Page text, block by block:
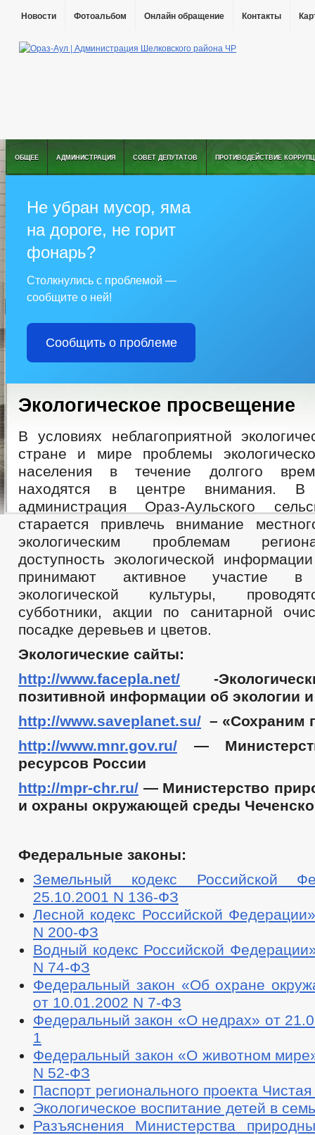
Новости Фотоальбом Онлайн обращение Контакты
ОБЩЕЕ АДМИНИСТРАЦИЯ СОВЕТ ДЕПУТАТОВ ПРОТИВОДЕЙСТВИЕ
Не убран мусор, яма
на дороге, не горит
фонарь?
Столкнулись с проблемой —
сообщите о ней!
Сообщить о проблеме
Экологическое просвещение
В условиях неблагоприятной
стране и мире проблемы
населения в течение долгого
находятся в центре внимания. В
администрация Ораз-Аульского
старается привлечь внимание
экологическим проблемам
доступность экологической
принимают активное участие в
экологической культуры,
субботники, акции по санитарной
посадке деревьев и цветов.
Экологические сайты:
http://www.facepla.net/ -
позитивной информации об экологии и
http://www.saveplanet.su/ – «Сохраним
http://www.mnr.gov.ru/ —
ресурсов России
http://mpr-chr.ru/ — Министерство
и охраны окружающей среды
Федеральные законы:
Земельный кодекс Российской
25.10.2001 N 136-ФЗ
Лесной кодекс Российской
N 200-ФЗ
Водный кодекс Российской
N 74-ФЗ
Федеральный закон «Об охране
от 10.01.2002 N 7-ФЗ
Федеральный закон «О недрах» от
1
Федеральный закон «О животном
N 52-ФЗ
Паспорт регионального проекта
Экологическое воспитание детей в
Разъяснения Министерства